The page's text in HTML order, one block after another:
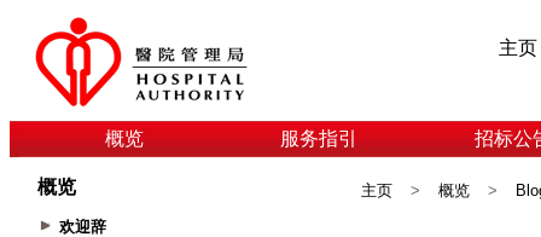
主页
概览 服务指引 招标公
概览
欢迎辞
主页 > 概览 >